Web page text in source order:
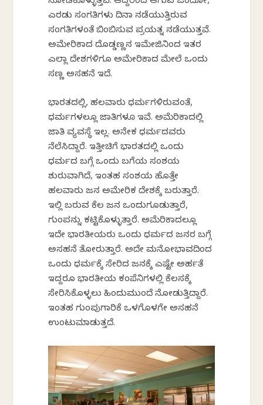
ಎರಡು ಸಂಗತಿಗಳು ದಿನಾ ನಡೆಯುತ್ತಿರುವ
ಸಂಗತಿಗಳಂತೆ ಬಿಂಬಿಸುವ ಪ್ರಯತ್ನ ನಡೆಯುತ್ತವೆ.
ಅಮೇರಿಕಾದ ದೊಡ್ಡಣ್ಣನ ಇಮೇಜಿನಿಂದ ಇತರ
ಎಲ್ಲಾ ದೇಶಗಳಿಗೂ ಅಮೇರಿಕಾದ ಮೇಲೆ ಒಂದು
ಸಣ್ಣ ಅಸಹನೆ ಇದೆ.
ಭಾರತದಲ್ಲಿ, ಹಲವಾರು ಧರ್ಮಗಳಿರುವಂತೆ,
ಧರ್ಮಗಳಲ್ಲೂ ಜಾತಿಗಳೂ ಇವೆ. ಅಮೆರಿಕಾದಲ್ಲಿ
ಜಾತಿ ವ್ಯವಸ್ಥೆ ಇಲ್ಲ. ಅನೇಕ ಧರ್ಮದವರು
ನೆಲೆಸಿದ್ದಾರೆ. ಇತ್ತೀಚಿಗೆ ಭಾರತದಲ್ಲಿ ಒಂದು
ಧರ್ಮದ ಬಗ್ಗೆ ಒಂದು ಬಗೆಯ ಸಂಶಯ
ಶುರುವಾಗಿದೆ, ಇಂತಹ ಸಂಶಯ ಹೊತ್ತೇ
ಹಲವಾರು ಜನ ಅಮೇರಿಕ ದೇಶಕ್ಕೆ ಬರುತ್ತಾರೆ.
ಇಲ್ಲಿ ಬರುವ ಕೆಲ ಜನ ಒಂದುಗೂಡುತ್ತಾರೆ,
ಗುಂಪನ್ನು ಕಟ್ಟಿಕೊಳ್ಳುತ್ತಾರೆ. ಅಮೆರಿಕಾದಲ್ಲೂ
ಇದೇ ಭಾರತೀಯರು ಒಂದು ಧರ್ಮದ ಜನರ ಬಗ್ಗೆ
ಅಸಹನೆ ತೋರುತ್ತಾರೆ. ಅದೇ ಮನೋಭಾವದಿಂದ
ಒಂದು ಧರ್ಮಕ್ಕೆ ಸೇರಿದ ಜನಕ್ಕೆ ಎಷ್ಟೇ ಅರ್ಹತೆ
ಇದ್ದರೂ ಭಾರತೀಯ ಕಂಪೆನಿಗಳಲ್ಲಿ ಕೆಲಸಕ್ಕೆ
ಸೇರಿಸಿಕೊಳ್ಳಲು ಹಿಂದುಮುಂದೆ ನೋಡುತ್ತಿದ್ದಾರೆ.
ಇಂತಹ ಗುಂಪುಗಾರಿಕೆ ಒಳಗೊಳಗೇ ಅಸಹನೆ
ಉಂಟುಮಾಡುತ್ತದೆ.